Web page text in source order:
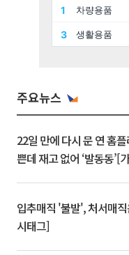
주요뉴스
22일 만에 다시 문 연 홈
쁜데 재고 없어 ‘발동동’[
입추매직 '불발', 처서매
시태그]